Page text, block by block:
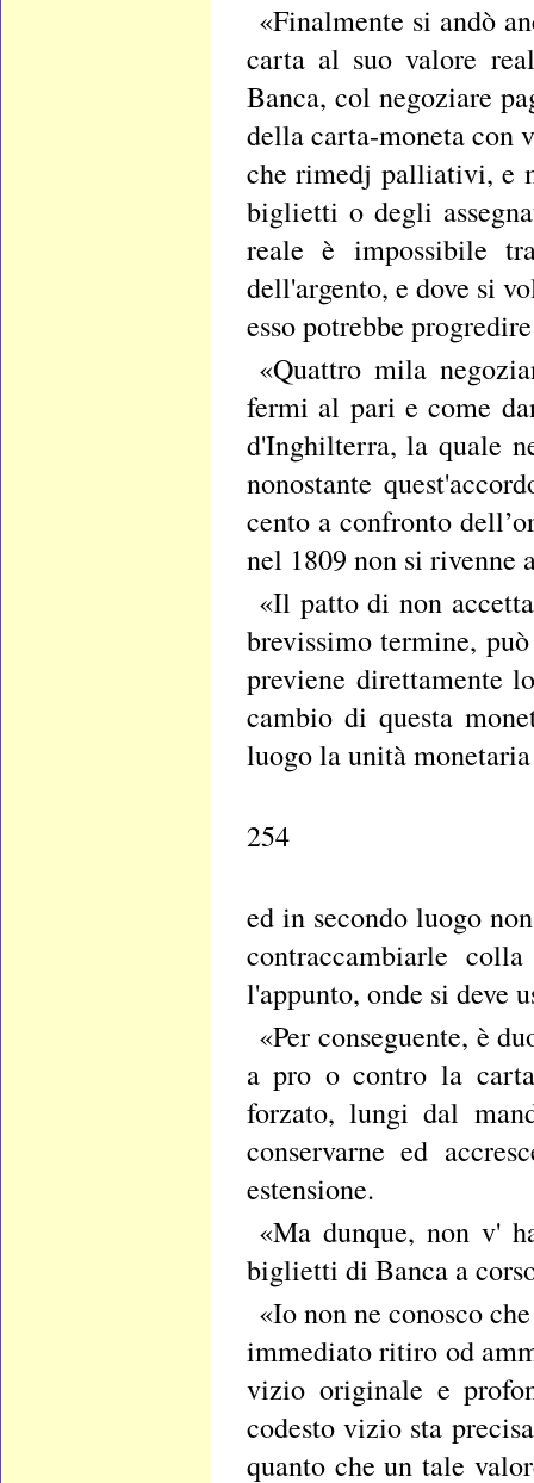
«Finalmente si andò
carta al suo valore
Banca, col negoziare
della carta-moneta con
che rimedj palliativi, e
biglietti o degli
reale è impossibile
dell'argento, e dove si
esso potrebbe
«Quattro mila
fermi al pari e come
d'Inghilterra, la quale
nonostante
cento a confronto
nel 1809 non si
«Il patto di non
brevissimo termine,
previene direttamente
cambio di questa
luogo la unità
254
ed in secondo luogo
contraccambiarle
l'appunto, onde si deve
«Per conseguente, è
a pro o contro la
forzato, lungi dal
conservarne ed
estensione.
«Ma dunque, non v'
biglietti di Banca a
«Io non ne conosco
immediato ritiro od
vizio originale e
codesto vizio sta
quanto che un tale